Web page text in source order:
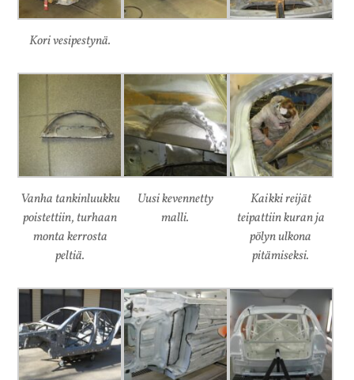
Kori vesipestynä.
Vanha tankinluukku
poistettiin, turhaan
monta kerrosta
peltiä.
Uusi kevennetty
malli.
Kaikki reijät
teipattiin kuran ja
pölyn ulkona
pitämiseksi.